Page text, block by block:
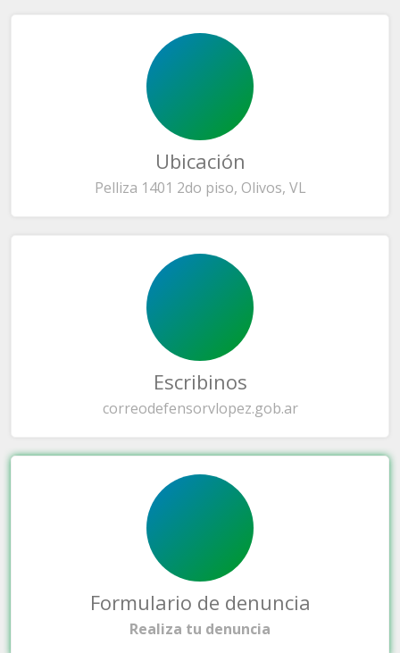
Ubicación
Pelliza 1401 2do piso, Olivos, VL
Escribinos
correodefensorvlopez.gob.ar
Formulario de denuncia
Realiza tu denuncia